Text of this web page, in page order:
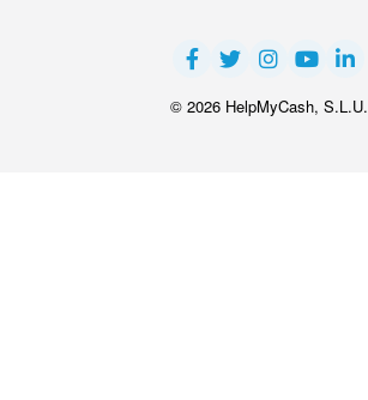
© 2026 HelpMyCash, S.L.U.